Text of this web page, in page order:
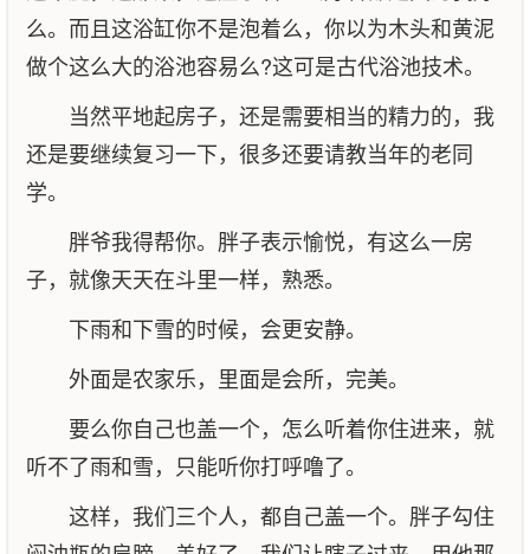
么。而且这浴缸你不是泡着么，你以为木头和黄泥
做个这么大的浴池容易么?这可是古代浴池技术。
当然平地起房子，还是需要相当的精力的，我
还是要继续复习一下，很多还要请教当年的老同
学。
胖爷我得帮你。胖子表示愉悦，有这么一房
子，就像天天在斗里一样，熟悉。
下雨和下雪的时候，会更安静。
外面是农家乐，里面是会所，完美。
要么你自己也盖一个，怎么听着你住进来，就
听不了雨和雪，只能听你打呼噜了。
这样，我们三个人，都自己盖一个。胖子勾住